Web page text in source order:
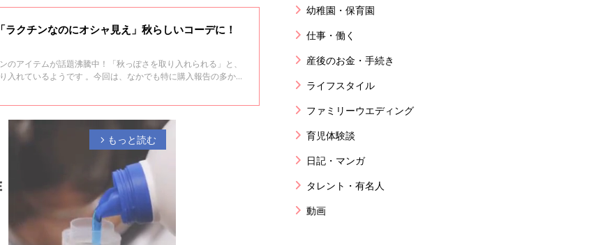
クチンなのにオシャ見え」秋らしいコーデに！
のアイテムが話題沸騰中！「秋っぽさを取り入れられる」と、
入れているようです 。今回は、なかでも特に購入報告の多かっ
arrow_forward_ios もっと読む
幼稚園・保育園
仕事・働く
産後のお金・手続き
ライフスタイル
ファミリーウエディング
育児体験談
日記・マンガ
タレント・有名人
動画